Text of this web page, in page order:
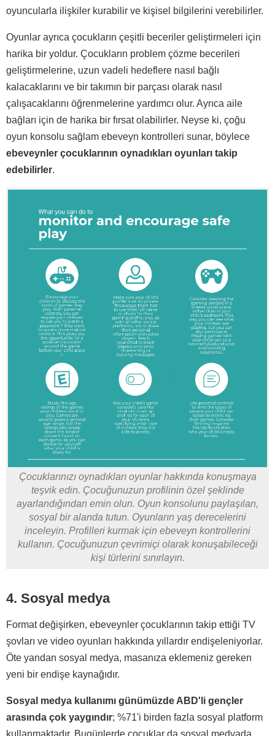
oyuncularla ilişkiler kurabilir ve kişisel bilgilerini verebilirler.
Oyunlar ayrıca çocukların çeşitli beceriler geliştirmeleri için
harika bir yoldur. Çocukların problem çözme becerileri
geliştirmelerine, uzun vadeli hedeflere nasıl bağlı
kalacaklarını ve bir takımın bir parçası olarak nasıl
çalışacaklarını öğrenmelerine yardımcı olur. Ayrıca aile
bağları için de harika bir fırsat olabilirler. Neyse ki, çoğu
oyun konsolu sağlam ebeveyn kontrolleri sunar, böylece
ebeveynler çocuklarının oynadıkları oyunları takip
edebilirler.
Çocuklarınızı oynadıkları oyunlar hakkında konuşmaya
teşvik edin. Çocuğunuzun profilinin özel şeklinde
ayarlandığından emin olun. Oyun konsolunu paylaşılan,
sosyal bir alanda tutun. Oyunların yaş derecelerini
inceleyin. Profilleri kurmak için ebeveyn kontrollerini
kullanın. Çocuğunuzun çevrimiçi olarak konuşabileceği
kişi türlerini sınırlayın.
4. Sosyal medya
Format değişirken, ebeveynler çocuklarının takip ettiği TV
şovları ve video oyunları hakkında yıllardır endişeleniyorlar.
Öte yandan sosyal medya, masanıza eklemeniz gereken
yeni bir endişe kaynağıdır.
Sosyal medya kullanımı günümüzde ABD'li gençler
arasında çok yaygındır; %71'i birden fazla sosyal platform